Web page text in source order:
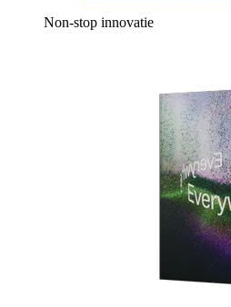
Non-stop innovatie